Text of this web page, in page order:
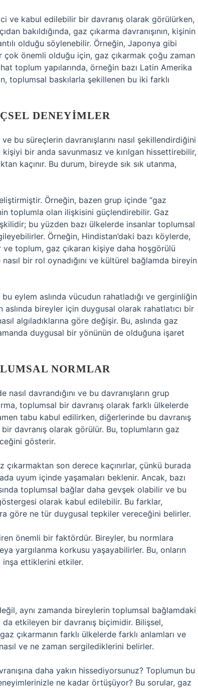
ve kabul edilebilir bir davranış olarak görülürken,
bakıldığında, gaz çıkarma davranışının, kişinin
olduğu söylenebilir. Örneğin, Japonya gibi
önemli olduğu için, gaz çıkarmak çoğu zaman
toplum yapılarında, örneğin bazı Latin Amerika
toplumsal baskılarla şekillenen bu iki farklı
DENEYIMLER
bu süreçlerin davranışlarını nasıl şekillendirdiğini
bir anda savunmasız ve kırılgan hissettirebilir,
kaçınır. Bu durum, bireyde sık sık utanma,
Örneğin, bazen grup içinde “gaz
toplumla olan ilişkisini güçlendirebilir. Gaz
bu yüzden bazı ülkelerde insanlar toplumsal
Örneğin, Hindistan’daki bazı köylerde,
toplum, gaz çıkaran kişiye daha hoşgörülü
bir rol oynadığını ve kültürel bağlamda bireyin
eylem aslında vücudun rahatladığı ve gerginliğin
aslında bireyler için duygusal olarak rahatlatıcı bir
algıladıklarına göre değişir. Bu, aslında gaz
duygusal bir yönünün de olduğuna işaret
NORMLAR
davrandığını ve bu davranışların grup
toplumsal bir davranış olarak farklı ülkelerde
tabu kabul edilirken, diğerlerinde bu davranış
davranış olarak görülür. Bu, toplumların gaz
gösterir.
son derece kaçınırlar, çünkü burada
uyum içinde yaşamaları beklenir. Ancak, bazı
toplumsal bağlar daha gevşek olabilir ve bu
olarak kabul edilebilir. Bu farklar,
göre ne tür duygusal tepkiler vereceğini belirler.
önemli bir faktördür. Bireyler, bu normlara
yargılanma korkusu yaşayabilirler. Bu, onların
inşa ettiklerini etkiler.
aynı zamanda bireylerin toplumsal bağlamdaki
da etkileyen bir davranış biçimidir. Bilişsel,
çıkarmanın farklı ülkelerde farklı anlamları ve
ve ne zaman sergilediklerini belirler.
daha yakın hissediyorsunuz? Toplumun bu
ne kadar örtüşüyor? Bu sorular, gaz